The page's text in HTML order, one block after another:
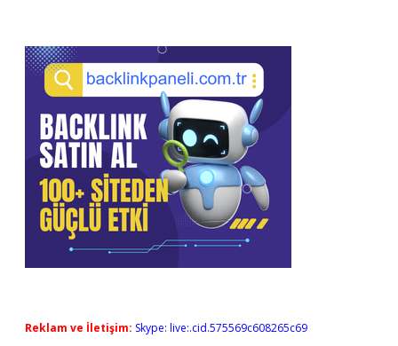
Reklam ve İletişim: Skype: live:.cid.575569c608265c69